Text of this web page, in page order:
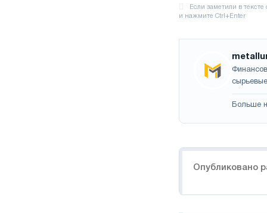
Больше
Опубликовано